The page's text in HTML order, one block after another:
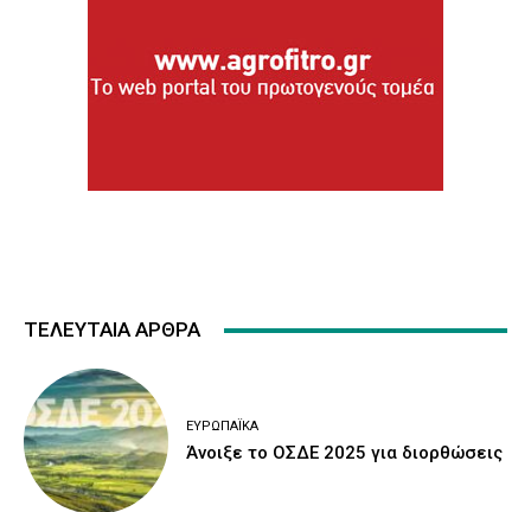
ΤΕΛΕΥΤΑΙΑ ΑΡΘΡΑ
ΕΥΡΩΠΑΪΚΆ
Άνοιξε το ΟΣΔΕ 2025 για διορθώσεις